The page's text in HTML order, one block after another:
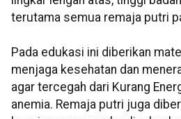
terutama semua remaja putri
Pada edukasi ini diberikan
menjaga kesehatan dan
agar tercegah dari Kurang
anemia. Remaja putri juga